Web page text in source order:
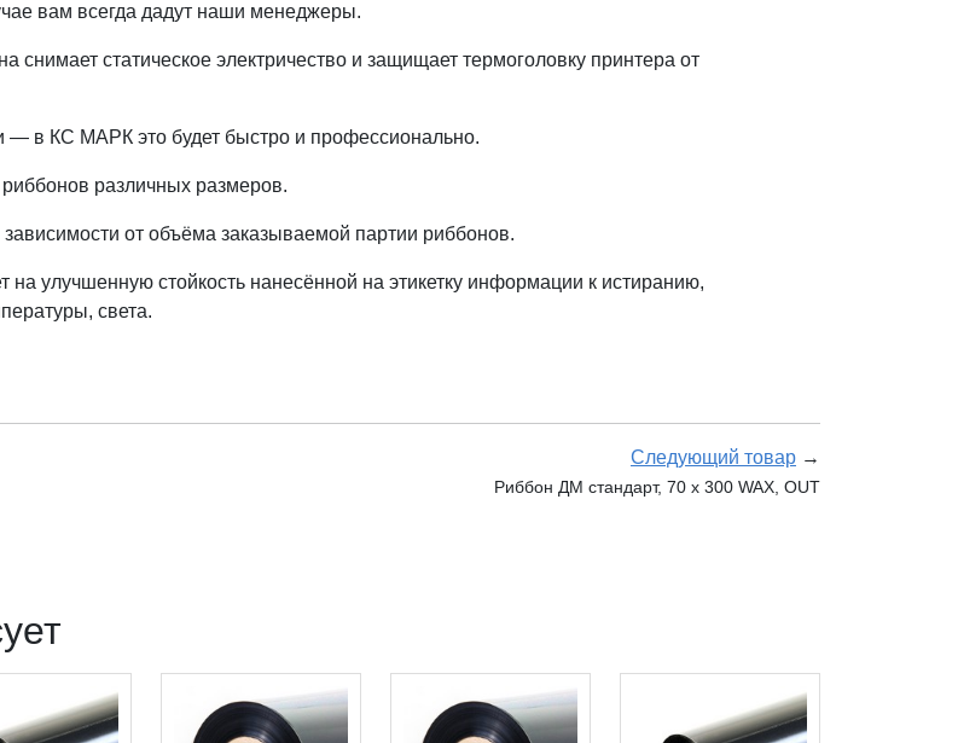
вам всегда дадут наши менеджеры.
статическое электричество и защищает термоголовку принтера от
— в КС МАРК это будет быстро и профессионально.
различных размеров.
от объёма заказываемой партии риббонов.
улучшенную стойкость нанесённой на этикетку информации к истиранию,
света.
Следующий товар →
Риббон ДМ стандарт, 70 х 300 WAX, OUT